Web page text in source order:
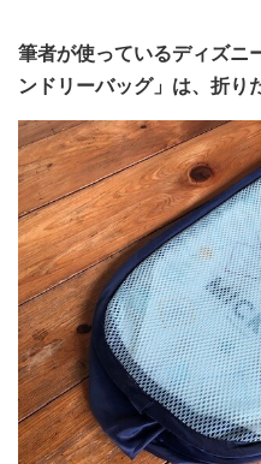
筆者が使っているディズニ
ンドリーバッグ」は、折り